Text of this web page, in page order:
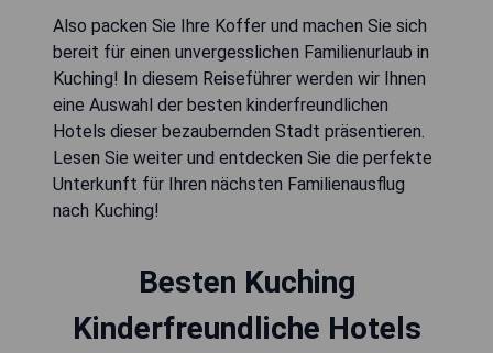
Also packen Sie Ihre Koffer und machen Sie sich
bereit für einen unvergesslichen Familienurlaub in
Kuching! In diesem Reiseführer werden wir Ihnen
eine Auswahl der besten kinderfreundlichen
Hotels dieser bezaubernden Stadt präsentieren.
Lesen Sie weiter und entdecken Sie die perfekte
Unterkunft für Ihren nächsten Familienausflug
nach Kuching!
Besten Kuching
Kinderfreundliche Hotels